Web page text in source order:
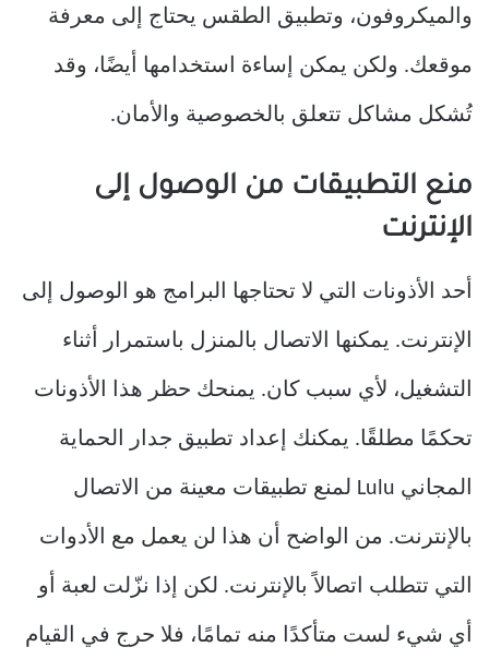
والميكروفون، وتطبيق الطقس يحتاج إلى معرفة
موقعك. ولكن يمكن إساءة استخدامها أيضًا، وقد
تُشكل مشاكل تتعلق بالخصوصية والأمان.
منع التطبيقات من الوصول إلى
الإنترنت
أحد الأذونات التي لا تحتاجها البرامج هو الوصول إلى
الإنترنت. يمكنها الاتصال بالمنزل باستمرار أثناء
التشغيل، لأي سبب كان. يمنحك حظر هذا الأذونات
تحكمًا مطلقًا. يمكنك إعداد تطبيق جدار الحماية
المجاني Lulu لمنع تطبيقات معينة من الاتصال
بالإنترنت. من الواضح أن هذا لن يعمل مع الأدوات
التي تتطلب اتصالاً بالإنترنت. لكن إذا نزّلت لعبة أو
أي شيء لست متأكدًا منه تمامًا، فلا حرج في القيام